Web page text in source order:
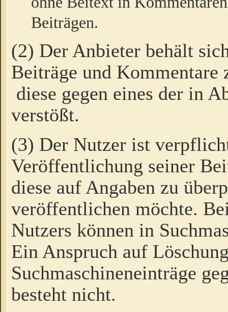
Beiträgen.
(2) Der Anbieter behält
Beiträge und Kommentare
diese gegen eines der in
verstößt.
(3) Der Nutzer ist
Veröffentlichung seiner
diese auf Angaben zu
veröffentlichen möchte.
Nutzers können in
Ein Anspruch auf
Suchmaschineneinträge
besteht nicht.